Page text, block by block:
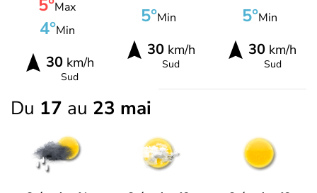
5°Max
4°Min
30km/h
Sud
5°Min
30km/h
Sud
5°Min
30 km/h
Sud
Du 17 au 23 mai